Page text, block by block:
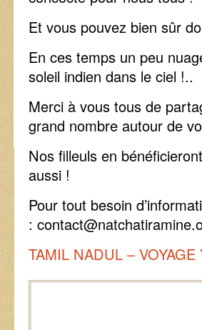
Et vous pouvez bien sûr
En ces temps un peu
soleil indien dans le ciel !..
Merci à vous tous de
grand nombre autour de
Nos filleuls en
aussi !
Pour tout besoin
:
TAMIL NADUL –